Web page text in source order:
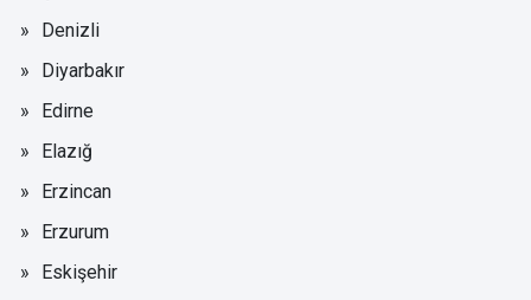
Denizli
Diyarbakır
Edirne
Elazığ
Erzincan
Erzurum
Eskişehir